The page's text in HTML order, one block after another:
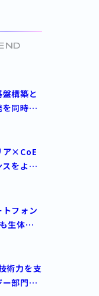
構築と
同時に
進のか
ア×CoE
をより
フォン
生体認
越えた
生体認証
術力を支
部門ま